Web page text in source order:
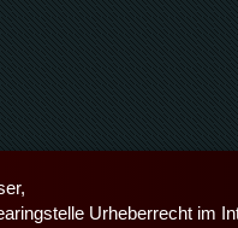
Urheberrecht im